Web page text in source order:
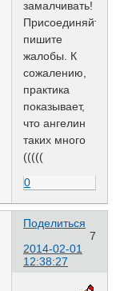
замалчивать!
Присоединяйтесь,
пишите
жалобы. К
сожалению,
практика
показывает,
что ангелин
таких много
(((((
0
Поделиться
7
2014-02-01
12:38:27